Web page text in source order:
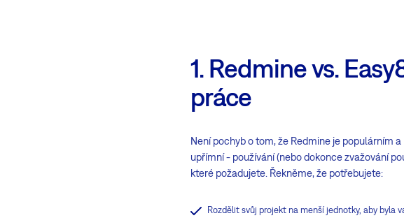
1. Redmine vs.
práce
Není pochyb o tom, že Redmine je populárním
upřímní - používání (nebo dokonce zvažování
které požadujete. Řekněme, že potřebujete:
Rozdělit svůj projekt na menší jednotky, aby byla